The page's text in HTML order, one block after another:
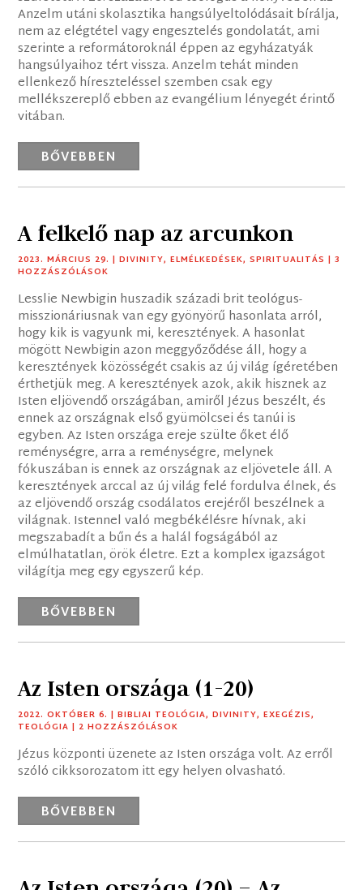
Anzelm utáni skolasztika hangsúlyeltolódásait bírálja,
nem az elégtétel vagy engesztelés gondolatát, ami
szerinte a reformátoroknál éppen az egyházatyák
hangsúlyaihoz tért vissza. Anzelm tehát minden
ellenkező híreszteléssel szemben csak egy
mellékszereplő ebben az evangélium lényegét érintő
vitában.
BŐVEBBEN
A felkelő nap az arcunkon
2023. MÁRCIUS 29. |DIVINITY,ELMÉLKEDÉSEK,SPIRITUALITÁS | 3
HOZZÁSZÓLÁSOK
Lesslie Newbigin huszadik századi brit teológus-
misszionáriusnak van egy gyönyörű hasonlata arról,
hogy kik is vagyunk mi, keresztények. A hasonlat
mögött Newbigin azon meggyőződése áll, hogy a
keresztények közösségét csakis az új világ ígéretében
érthetjük meg. A keresztények azok, akik hisznek az
Isten eljövendő országában, amiről Jézus beszélt, és
ennek az országnak első gyümölcsei és tanúi is
egyben. Az Isten országa ereje szülte őket élő
reménységre, arra a reménységre, melynek
fókuszában is ennek az országnak az eljövetele áll. A
keresztények arccal az új világ felé fordulva élnek, és
az eljövendő ország csodálatos erejéről beszélnek a
világnak. Istennel való megbékélésre hívnak, aki
megszabadít a bűn és a halál fogságából az
elmúlhatatlan, örök életre. Ezt a komplex igazságot
világítja meg egy egyszerű kép.
BŐVEBBEN
Az Isten országa (1-20)
2022. OKTÓBER 6. |BIBLIAI TEOLÓGIA,DIVINITY,EXEGÉZIS,
TEOLÓGIA | 2 HOZZÁSZÓLÁSOK
Jézus központi üzenete az Isten országa volt. Az erről
szóló cikksorozatom itt egy helyen olvasható.
BŐVEBBEN